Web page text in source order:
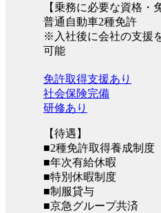
【乗務に必要な資格・
普通自動車2種免許
※入社後に会社の支援
可能
免許取得支援あり
社会保険完備
研修あり
【待遇】
■2種免許取得養成制度
■年次有給休暇
■特別休暇制度
■制服貸与
■京急グループ共済